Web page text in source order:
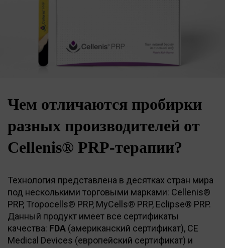
Чем отличаются пробирки
разных производителей от
Cellenis® PRP-терапии?
Технология представлена в десятках стран мира
под несколькими торговыми марками: Cellenis®
PRP, Tropocells® PRP, MyCells® PRP, Eclipse® PRP.
Данный продукт имеет все сертификаты
качества: FDA (американский сертификат), CE
Medical Devices (европейский сертификат) и